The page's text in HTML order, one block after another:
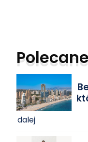
Polecane
dalej